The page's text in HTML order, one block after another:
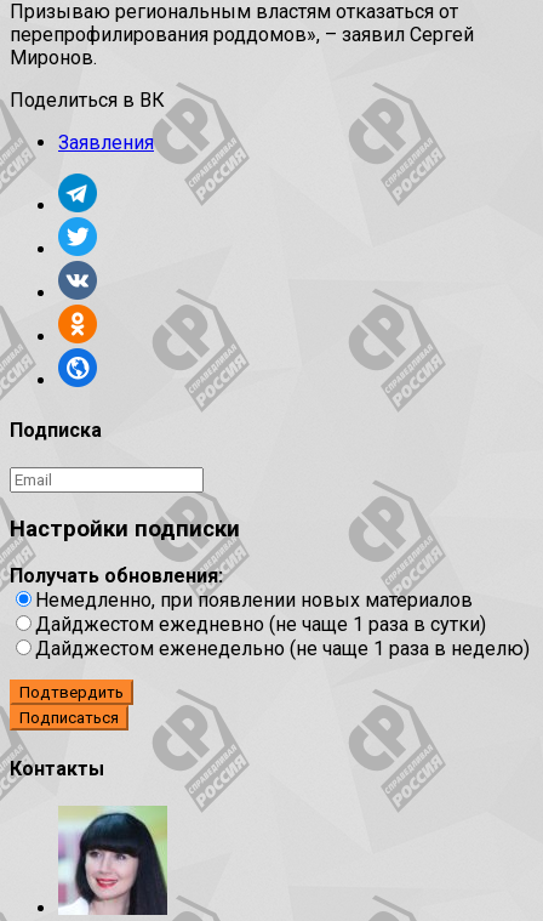
Призываю региональным властям отказаться от
перепрофилирования роддомов», – заявил Сергей
Миронов.
Поделиться в ВК
Заявления
Подписка
Настройки подписки
Получать обновления:
Немедленно, при появлении новых материалов
Дайджестом ежедневно (не чаще 1 раза в сутки)
Дайджестом еженедельно (не чаще 1 раза в неделю)
Подтвердить
Контакты